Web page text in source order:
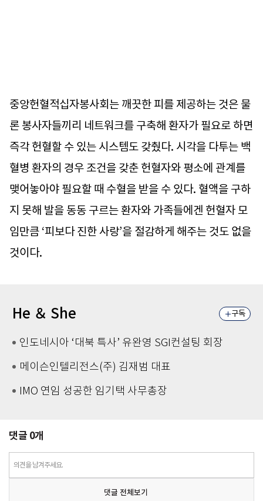
중앙헌혈적십자봉사회는 깨끗한 피를 제공하는 것은 물
론 봉사자들끼리 네트워크를 구축해 환자가 필요로 하면
즉각 헌혈할 수 있는 시스템도 갖췄다. 시각을 다투는 백
혈병 환자의 경우 조건을 갖춘 헌혈자와 평소에 관계를
맺어놓아야 필요할 때 수혈을 받을 수 있다. 혈액을 구하
지 못해 발을 동동 구르는 환자와 가족들에겐 헌혈자 모
임만큼 ‘피보다 진한 사랑’을 절감하게 해주는 것도 없을
것이다.
He ＆ She 구독
인도네시아 ‘대북 특사’ 유완영 SGI컨설팅 회장
메이슨인텔리전스(주) 김재범 대표
IMO 연임 성공한 임기택 사무총장
댓글 0개
의견을 남겨주세요.
댓글 전체보기